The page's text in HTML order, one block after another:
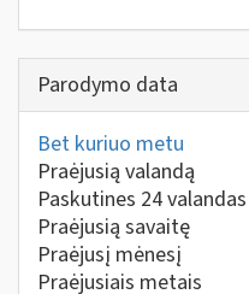
Parodymo data
Bet kuriuo metu
Praėjusią valandą
Paskutines 24 valandas
Praėjusią savaitę
Praėjusį mėnesį
Praėjusiais metais